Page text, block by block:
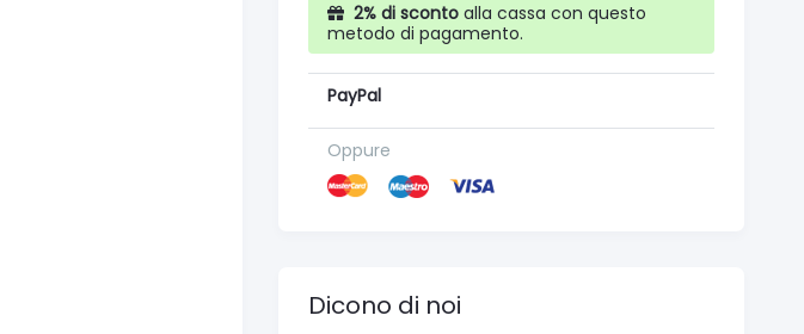
2% di sconto alla cassa con questo
metodo di pagamento.
PayPal
Oppure
Dicono di noi